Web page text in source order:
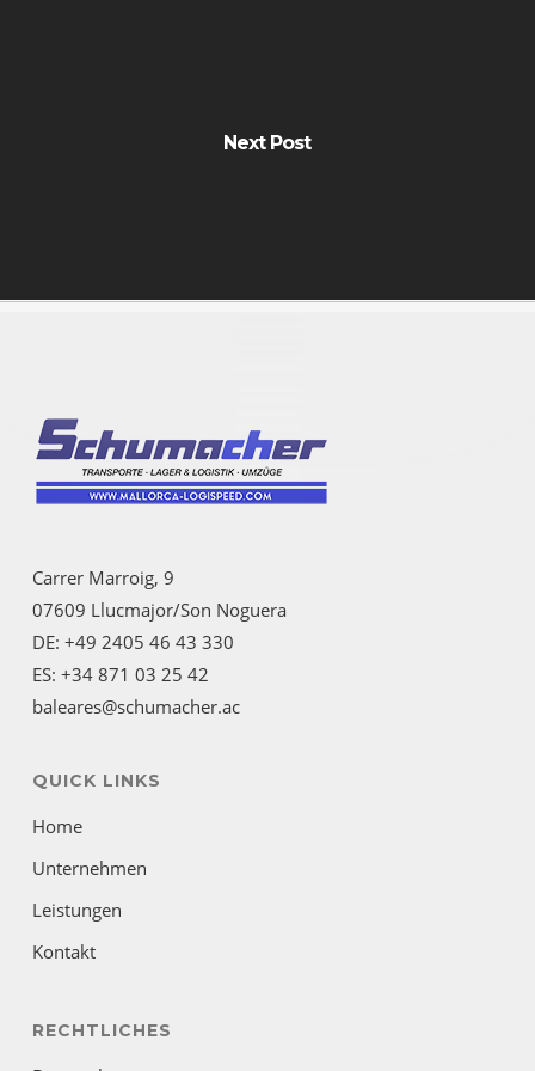
Next Post
Carrer Marroig, 9
07609 Llucmajor/Son Noguera
DE: +49 2405 46 43 330
ES: +34 871 03 25 42
baleares@schumacher.ac
QUICK LINKS
Home
Unternehmen
Leistungen
Kontakt
RECHTLICHES